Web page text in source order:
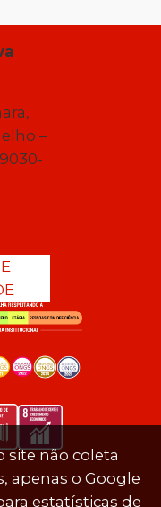
–
site não coleta
apenas o Google
estatísticas de